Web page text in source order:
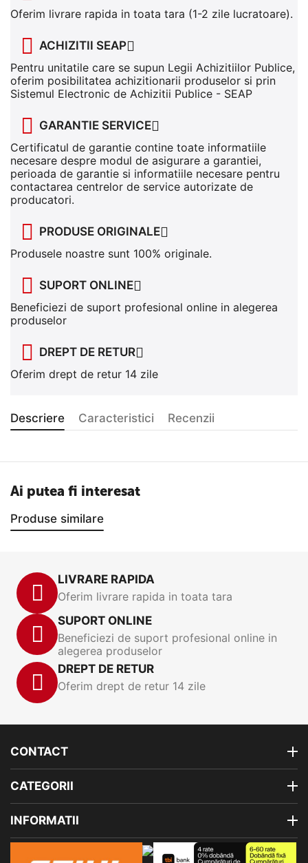
Oferim livrare rapida in toata tara (1-2 zile lucratoare).
ACHIZITII SEAP
Pentru unitatile care se supun Legii Achizitiilor Publice,
oferim posibilitatea achizitionarii produselor si prin
Sistemul Electronic de Achizitii Publice - SEAP
GARANTIE SERVICE
Certificatul de garantie contine toate informatiile
necesare despre modul de asigurare a garantiei,
perioada de garantie si informatiile necesare pentru
contactarea centrelor de service autorizate de
producatori.
PRODUSE ORIGINALE
Produsele noastre sunt 100% originale.
SUPORT ONLINE
Beneficiezi de suport profesional online in alegerea
produselor
DREPT DE RETUR
Oferim drept de retur 14 zile
Descriere Caracteristici Recenzii
Ai putea fi interesat
Produse similare
LIVRARE RAPIDA
Oferim livrare rapida in toata tara
SUPORT ONLINE
Beneficiezi de suport profesional online in
alegerea produselor
DREPT DE RETUR
Oferim drept de retur 14 zile
CONTACT
CATEGORII
INFORMATII